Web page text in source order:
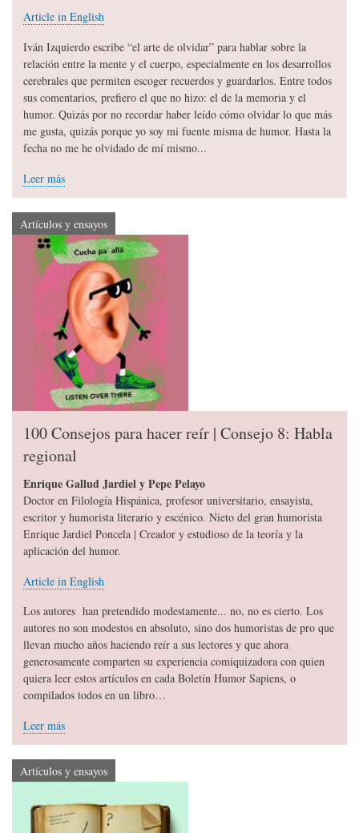
Article in English
Iván Izquierdo escribe “el arte de olvidar” para hablar sobre la
relación entre la mente y el cuerpo, especialmente en los desarrollos
cerebrales que permiten escoger recuerdos y guardarlos. Entre todos
sus comentarios, prefiero el que no hizo: el de la memoria y el
humor. Quizás por no recordar haber leído cómo olvidar lo que más
me gusta, quizás porque yo soy mi fuente misma de humor. Hasta la
fecha no me he olvidado de mí mismo...
Leer más
Artículos y ensayos
100 Consejos para hacer reír | Consejo 8: Habla
regional
Enrique Gallud Jardiel y Pepe Pelayo
Doctor en Filología Hispánica, profesor universitario, ensayista,
escritor y humorista literario y escénico. Nieto del gran humorista
Enrique Jardiel Poncela | Creador y estudioso de la teoría y la
aplicación del humor.
Article in English
Los autores han pretendido modestamente... no, no es cierto. Los
autores no son modestos en absoluto, sino dos humoristas de pro que
llevan mucho años haciendo reír a sus lectores y que ahora
generosamente comparten su experiencia comiquizadora con quien
quiera leer estos artículos en cada Boletín Humor Sapiens, o
compilados todos en un libro…
Leer más
Artículos y ensayos